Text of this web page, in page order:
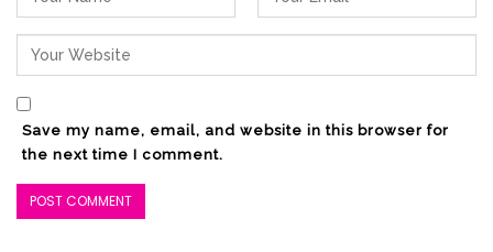
Save my name, email, and website in this browser for
the next time I comment.